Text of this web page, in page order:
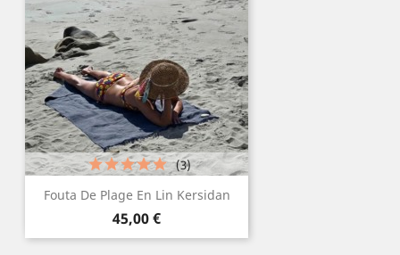
Fouta De Plage En Lin Kersidan
Prix
45,00 €
(3)